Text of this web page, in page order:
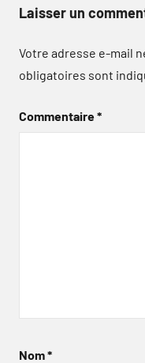
Laisser un
Votre adresse e-mail
obligatoires sont
Commentaire*
Nom*